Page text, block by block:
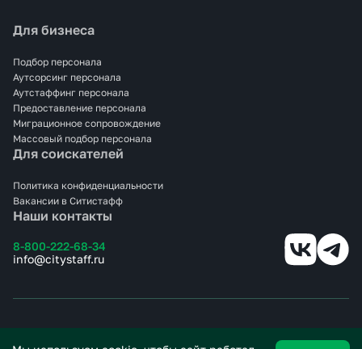
Наши контакты
8-800-222-68-34
info@citystaff.ru
Для бизнеса
Подбор персонала
Аутсорсинг персонала
Аутстаффинг персонала
Предоставление персонала
Миграционное сопровождение
Массовый подбор персонала
Для соискателей
Политика конфиденциальности
Вакансии в Ситистафф